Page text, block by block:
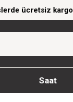
ücretsiz kargo
Saat